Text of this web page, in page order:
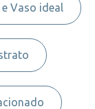
Vaso ideal